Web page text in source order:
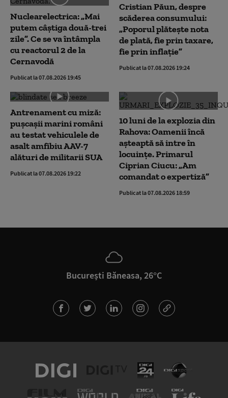
Nuclearelectrica: „Mai
putem câștiga două-trei
zile”. Ce se va întâmpla
cu reactorul 2 de la
Cernavodă
Publicat la 07.08.2026 19:45
Cristian Păun, despre
scăderea consumului:
„Poporul plătește nota
de plată, fie prin taxare,
fie prin inflație”
Publicat la 07.08.2026 19:24
Antrenament cu miză:
pușcașii marini români
au testat vehiculele de
asalt amfibiu AAV-7
alături de militarii SUA
Publicat la 07.08.2026 19:22
10 luni de la explozia din
Rahova: Oamenii încă
așteaptă să intre în
locuințe. Primarul
Ciprian Ciucu: „Am
comandat o expertiză”
Publicat la 07.08.2026 18:59
București Băneasa, 26°C